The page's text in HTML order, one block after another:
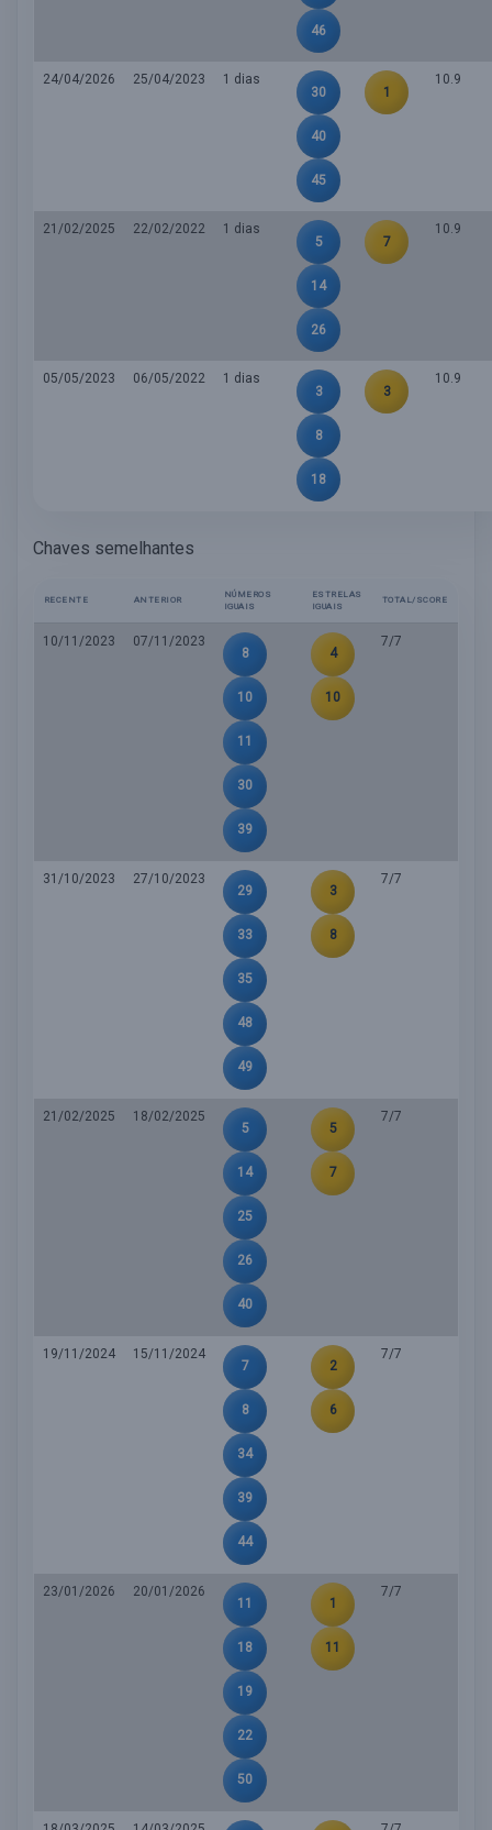
46
24/04/2026 25/04/2023
1 dias
30
40
45
1
10.9
21/02/2025 22/02/2022
1 dias
5
14
26
7
10.9
05/05/2023 06/05/2022
1 dias
3
8
18
3
10.9
Chaves semelhantes
RECENTE ANTERIOR
NÚMEROS
IGUAIS
ESTRELAS
IGUAIS
TOTAL/SCORE
10/11/2023
07/11/2023
8
10
11
30
39
4
10
7/7
31/10/2023
27/10/2023
29
33
35
48
49
3
8
7/7
21/02/2025
18/02/2025
5
14
25
26
40
5
7
7/7
19/11/2024
15/11/2024
7
8
34
39
44
2
6
7/7
23/01/2026
20/01/2026
11
18
19
22
50
1
11
7/7